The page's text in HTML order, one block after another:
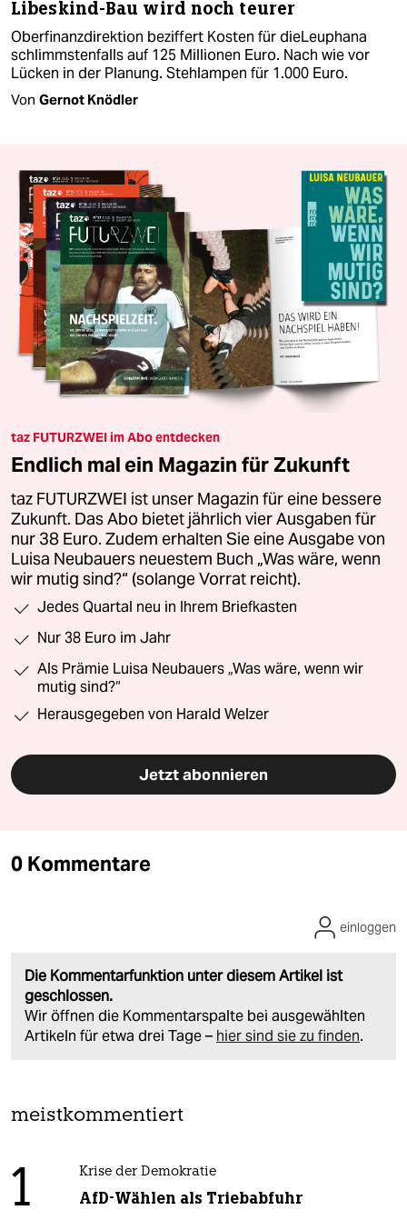
Libeskind-Bau wird noch teurer
Oberfinanzdirektion beziffert Kosten für dieLeuphana
schlimmstenfalls auf 125 Millionen Euro. Nach wie vor
Lücken in der Planung. Stehlampen für 1.000 Euro.
Von Gernot Knödler
taz FUTURZWEI im Abo entdecken
Endlich mal ein Magazin für Zukunft
taz FUTURZWEI ist unser Magazin für eine bessere
Zukunft. Das Abo bietet jährlich vier Ausgaben für
nur 38 Euro. Zudem erhalten Sie eine Ausgabe von
Luisa Neubauers neuestem Buch „Was wäre, wenn
wir mutig sind?“ (solange Vorrat reicht).
Jedes Quartal neu in Ihrem Briefkasten
Nur 38 Euro im Jahr
Als Prämie Luisa Neubauers „Was wäre, wenn wir
mutig sind?“
Herausgegeben von Harald Welzer
Jetzt abonnieren
0 Kommentare
Die Kommentarfunktion unter diesem Artikel ist
geschlossen.
Wir öffnen die Kommentarspalte bei ausgewählten
Artikeln für etwa drei Tage – hier sind sie zu finden.
einloggen
meistkommentiert
1 Krise der Demokratie
AfD-Wählen als Triebabfuhr